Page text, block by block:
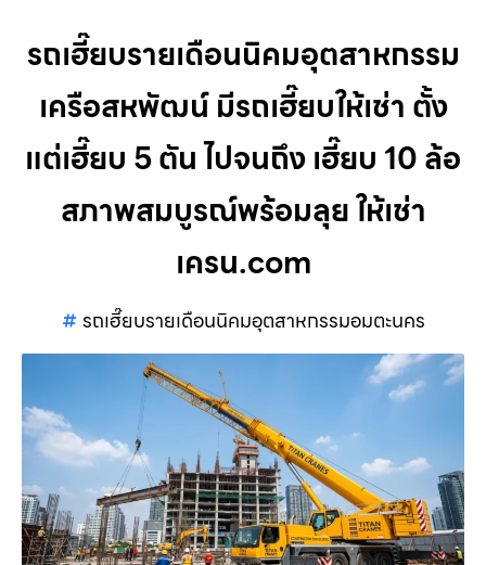
รถเฮี๊ยบรายเดือนนิคมอุตสาหกรรม
เครือสหพัฒน์ มีรถเฮี๊ยบให้เช่า ตั้ง
แต่เฮี๊ยบ 5 ตัน ไปจนถึง เฮี๊ยบ 10 ล้อ
สภาพสมบูรณ์พร้อมลุย ให้เช่า
เครน.com
รถเฮี๊ยบรายเดือนนิคมอุตสาหกรรมอมตะนคร